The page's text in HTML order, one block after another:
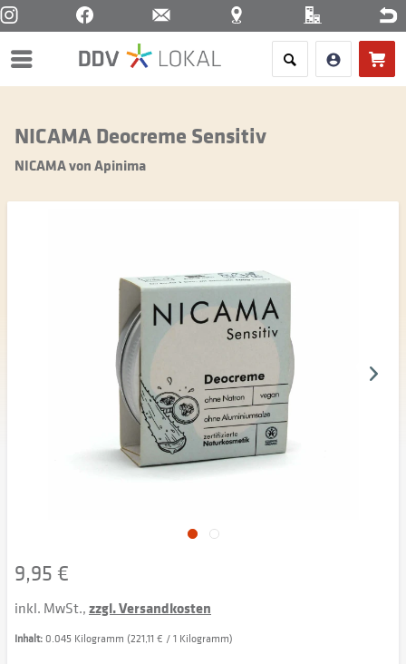
Menü
NICAMA Deocreme Sensitiv
NICAMA von Apinima
9,95 €
inkl. MwSt.,zzgl. Versandkosten
Inhalt: 0.045 Kilogramm (221,11 € / 1 Kilogramm)